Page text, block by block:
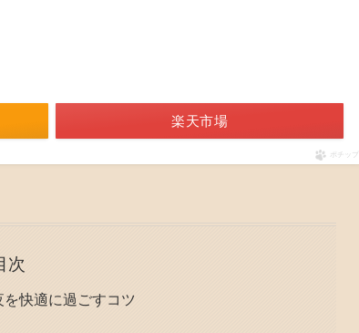
楽天市場
ポチップ
次
快適に過ごすコツ